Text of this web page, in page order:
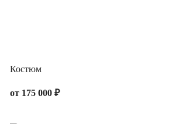
Костюм
от 175 000 ₽